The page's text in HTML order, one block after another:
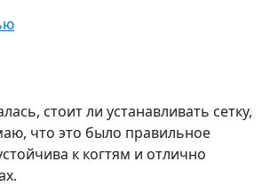
стоит ли устанавливать сетку,
что это было правильное
к когтям и отлично